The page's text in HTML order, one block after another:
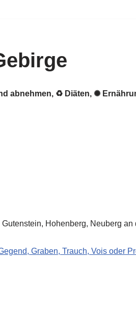
abnehmen, ♻ Diäten, ✺